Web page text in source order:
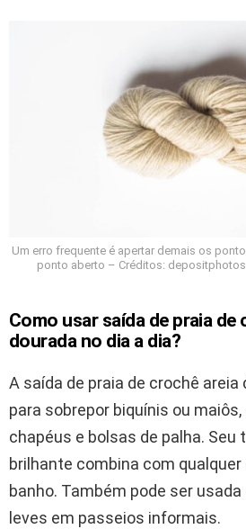
Um erro frequente é apertar demais os
ponto aberto – Créditos:
Como usar saída de praia de
dourada no dia a dia?
A saída de praia de crochê
para sobrepor biquínis ou
chapéus e bolsas de palha. Seu
brilhante combina com qualquer
banho. Também pode ser
leves em passeios informais.